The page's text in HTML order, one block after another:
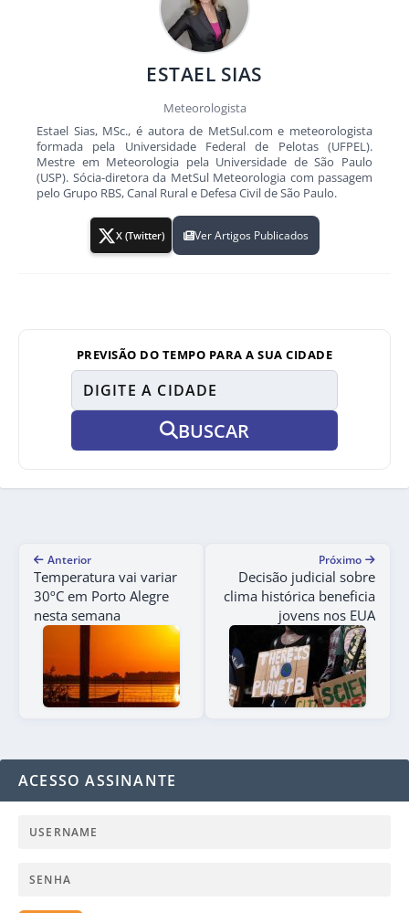
ESTAEL SIAS
Meteorologista
Estael Sias, MSc., é autora de MetSul.com e meteorologista
formada pela Universidade Federal de Pelotas (UFPEL).
Mestre em Meteorologia pela Universidade de São Paulo
(USP). Sócia-diretora da MetSul Meteorologia com passagem
pelo Grupo RBS, Canal Rural e Defesa Civil de São Paulo.
X (Twitter) Ver Artigos Publicados
PREVISÃO DO TEMPO PARA A SUA CIDADE
BUSCAR
Anterior
Temperatura vai variar
30ºC em Porto Alegre
nesta semana
Próximo
Decisão judicial sobre
clima histórica beneficia
jovens nos EUA
ACESSO ASSINANTE